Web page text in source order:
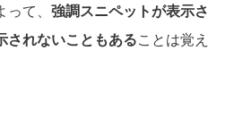
て、 強調スニペットが表示さ
されないこともあることは覚え